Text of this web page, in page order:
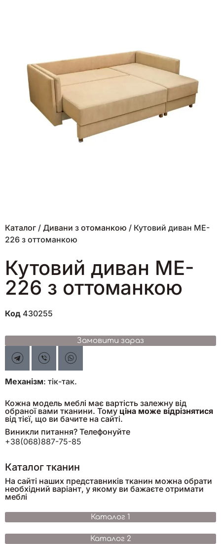
Каталог / Дивани з отоманкою / Кутовий диван ME-
226 з оттоманкою
Кутовий диван ME-
226 з оттоманкою
Код 430255
Замовити зараз
Механізм: тік-так.
Кожна модель меблі має вартість залежну від
обраної вами тканини. Тому ціна може відрізнятися
від тієї, що ви бачите на сайті.
Виникли питання? Телефонуйте
+38(068)887-75-85
Каталог тканин
На сайті наших представників тканин можна обрати
необхідний варіант, у якому ви бажаєте отримати
меблі
Каталог 1
Каталог 2